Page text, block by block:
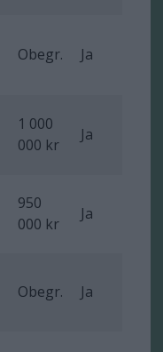
Obegr. Ja
1 000
000 kr
Ja
950
000 kr
Ja
Obegr. Ja